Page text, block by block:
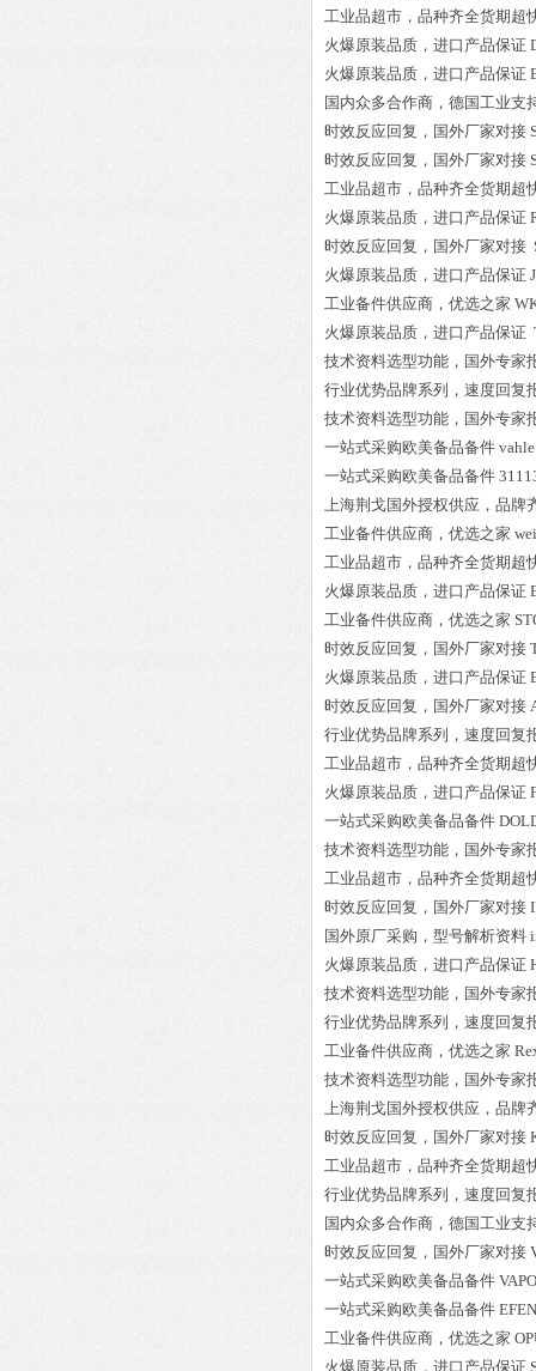
工业品超市，品种齐全货期超
火爆原装品质，进口产品保证
火爆原装品质，进口产品保证
国内众多合作商，德国工业支
时效反应回复，国外厂家对接
时效反应回复，国外厂家对接
工业品超市，品种齐全货期超
火爆原装品质，进口产品保证
时效反应回复，国外厂家对接
火爆原装品质，进口产品保证
工业备件供应商，优选之家
火爆原装品质，进口产品保证
技术资料选型功能，国外专家
行业优势品牌系列，速度回复
技术资料选型功能，国外专家
一站式采购欧美备品备件
一站式采购欧美备品备件
上海荆戈国外授权供应，品牌
工业备件供应商，优选之家
工业品超市，品种齐全货期超
火爆原装品质，进口产品保证
工业备件供应商，优选之家
时效反应回复，国外厂家对接
火爆原装品质，进口产品保证
时效反应回复，国外厂家对接
行业优势品牌系列，速度回复
工业品超市，品种齐全货期超
火爆原装品质，进口产品保证
一站式采购欧美备品备件
技术资料选型功能，国外专家
工业品超市，品种齐全货期超
时效反应回复，国外厂家对接
国外原厂采购，型号解析资料
火爆原装品质，进口产品保证
技术资料选型功能，国外专家
行业优势品牌系列，速度回复
工业备件供应商，优选之家
技术资料选型功能，国外专家
上海荆戈国外授权供应，品牌
时效反应回复，国外厂家对接
工业品超市，品种齐全货期超
行业优势品牌系列，速度回复
国内众多合作商，德国工业支
时效反应回复，国外厂家对接
一站式采购欧美备品备件
一站式采购欧美备品备件
工业备件供应商，优选之家
火爆原装品质，进口产品保证